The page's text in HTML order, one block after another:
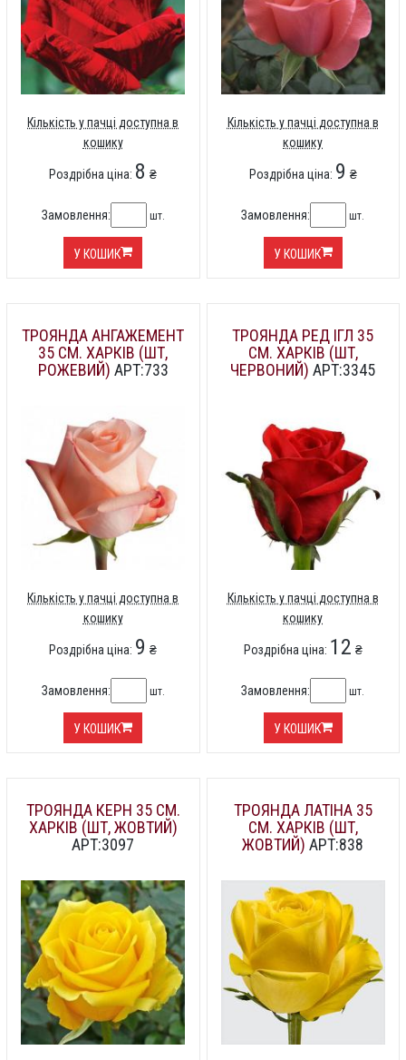
Кількість у пачці доступна в
кошику
Роздрібна ціна: 8 ₴
Замовлення: шт.
У КОШИК
Кількість у пачці доступна в
кошику
Роздрібна ціна: 9 ₴
Замовлення: шт.
У КОШИК
ТРОЯНДА АНГАЖЕМЕНТ
35 СМ. ХАРКІВ (ШТ,
РОЖЕВИЙ) АРТ:733
Кількість у пачці доступна в
кошику
Роздрібна ціна: 9 ₴
Замовлення: шт.
У КОШИК
ТРОЯНДА РЕД ІГЛ 35
СМ. ХАРКІВ (ШТ,
ЧЕРВОНИЙ) АРТ:3345
Кількість у пачці доступна в
кошику
Роздрібна ціна: 12 ₴
Замовлення: шт.
У КОШИК
ТРОЯНДА КЕРН 35 СМ.
ХАРКІВ (ШТ, ЖОВТИЙ)
АРТ:3097
ТРОЯНДА ЛАТІНА 35
СМ. ХАРКІВ (ШТ,
ЖОВТИЙ) АРТ:838